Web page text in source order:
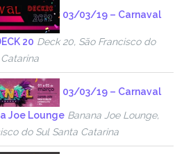
03/03/19 – Carnaval
20 Deck 20, São Francisco do
03/03/19 – Carnaval
Joe Lounge Banana Joe Lounge,
do Sul Santa Catarina